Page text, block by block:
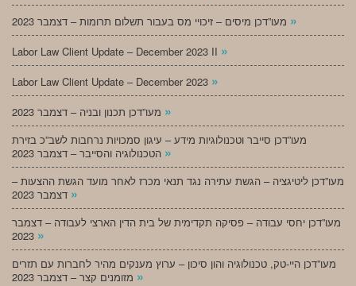
»
Labor Law Client Update – December 2023 II »
Labor Law Client Update – December 2023 »
»
מעו”דכן סייבר וטכנולוגיות מידע – עיגון סמכויות נרחבות לשב”כ בזירת
»
מעו”דכן ליטיגציה – הגשת עתירה נגד תנאי מכרז לאחר מועד הגשת ההצעות –
»
מעו”דכן יחסי עבודה – פסיקה תקדימית של בית הדין הארצי לעבודה – דצמבר
»
מעו”דכן היי-טק, טכנולוגיה והון סיכון – ערוץ מענקים מהיר לחברות עם תזרים
»